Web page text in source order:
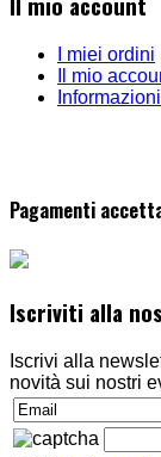
I miei ordini
Il mio
Pagamenti
Iscriviti alla
Iscrivi alla
novità sui nostri